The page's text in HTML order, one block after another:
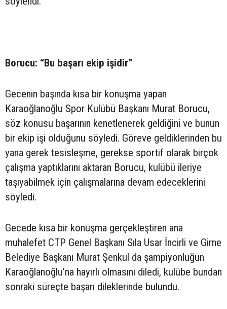
Borucu: “Bu başarı ekip işidir”
Gecenin başında kısa bir konuşma yapan
Karaoğlanoğlu Spor Kulübü Başkanı Murat Borucu,
söz konusu başarının kenetlenerek geldiğini ve bunun
bir ekip işi olduğunu söyledi. Göreve geldiklerinden bu
yana gerek tesisleşme, gerekse sportif olarak birçok
çalışma yaptıklarını aktaran Borucu, kulübü ileriye
taşıyabilmek için çalışmalarına devam edeceklerini
söyledi.
Gecede kısa bir konuşma gerçekleştiren ana
muhalefet CTP Genel Başkanı Sıla Usar İncirli ve Girne
Belediye Başkanı Murat Şenkul da şampiyonluğun
Karaoğlanoğlu’na hayırlı olmasını diledi, kulübe bundan
sonraki süreçte başarı dileklerinde bulundu.